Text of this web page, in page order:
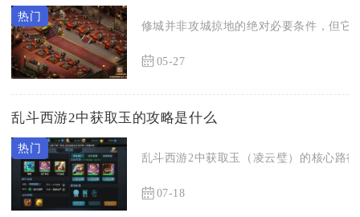
修城并非攻城掠地的绝对必要条件，但它
05-27
乱斗西游2中获取玉的攻略是什么
乱斗西游2中获取玉（凌云璧）的核心路
07-18